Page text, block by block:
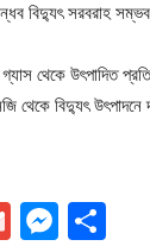
বিদ্যুৎ সরবরাহ
থেকে উৎপাদিত
বিদ্যুৎ উৎপাদনে
Gmail